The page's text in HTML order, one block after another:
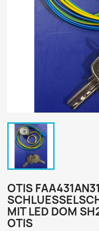
OTIS
MIT LED DOM
OTIS